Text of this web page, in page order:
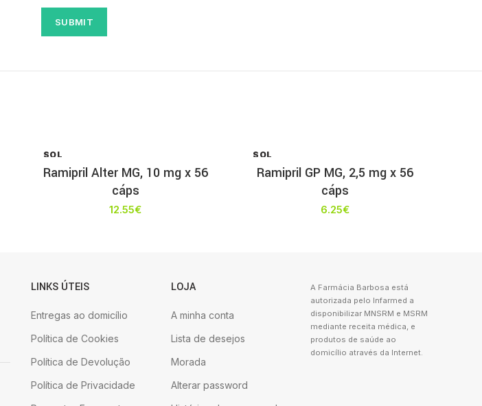
SOL
T
Ramipril Alter MG, 10 mg x 56
cáps
12.55€
SOL
T
Ramipril GP MG, 2,5 mg x 56
cáps
6.25€
LINKS ÚTEIS
Entregas ao domicílio
Política de Cookies
Política de Devolução
Política de Privacidade
LOJA
A minha conta
Lista de desejos
Morada
Alterar password
A Farmácia Barbosa está
autorizada pelo Infarmed a
disponibilizar MNSRM e MSRM
mediante receita médica, e
produtos de saúde ao
domicílio através da Internet.